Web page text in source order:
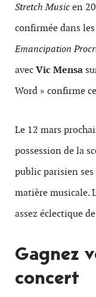
Stretch Musicen
confirmée dans
Emancipation
avecVic Mensa
Word » confirme
Le 12 mars
possession de la
public parisien
matière musicale.
assez éclectique
Gagnez
concert